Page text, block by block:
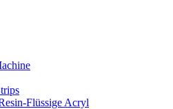
Flüssige Acryl